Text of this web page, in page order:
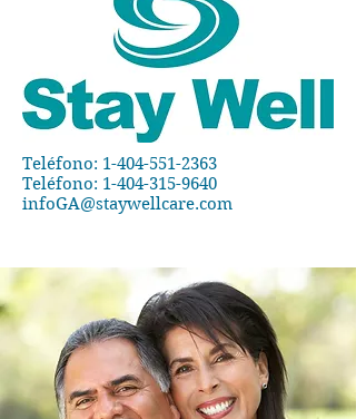
Teléfono: 1-404-551-2363
Teléfono: 1-404-315-9640
infoGA@staywellcare.com